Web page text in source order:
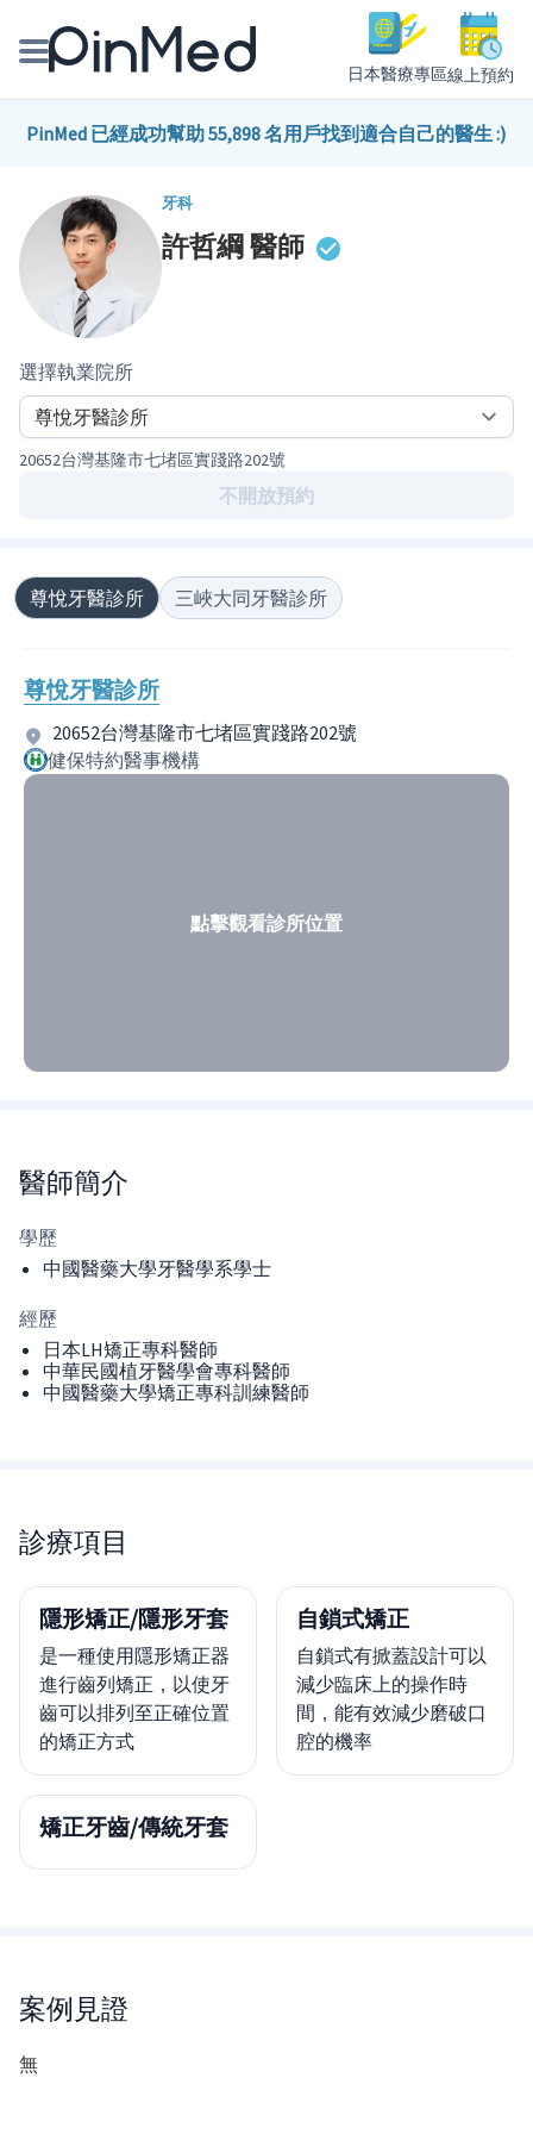
日本醫療專區線上預約
線上預約醫師、院所
醫師專欄專訪
健康主題館
PinMed 已經成功幫助 55,898 名用戶找到適合自己的醫生 :)
牙科
許哲綱 醫師
選擇執業院所
20652台灣基隆市七堵區實踐路202號
不開放預約
尊悅牙醫診所 三峽大同牙醫診所
尊悅牙醫診所
20652台灣基隆市七堵區實踐路202號
健保特約醫事機構
點擊觀看診所位置
醫師簡介
學歷
中國醫藥大學牙醫學系學士
經歷
日本LH矯正專科醫師
中華民國植牙醫學會專科醫師
中國醫藥大學矯正專科訓練醫師
診療項目
隱形矯正/隱形牙套
是一種使用隱形矯正器
進行齒列矯正，以使牙
齒可以排列至正確位置
的矯正方式
自鎖式矯正
自鎖式有掀蓋設計可以
減少臨床上的操作時
間，能有效減少磨破口
腔的機率
矯正牙齒/傳統牙套
案例見證
無